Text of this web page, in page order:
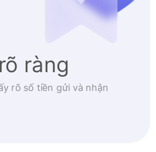
ràng
rõ số tiền gửi và nhận